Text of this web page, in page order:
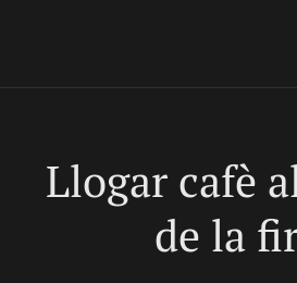
Llogar cafè
de la